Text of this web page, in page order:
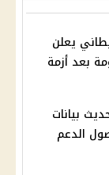
يعلن
بعد أزمة
بيانات
الدعم